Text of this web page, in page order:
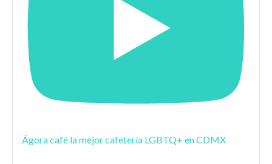
Ágora café la mejor cafetería LGBTQ+ en CDMX